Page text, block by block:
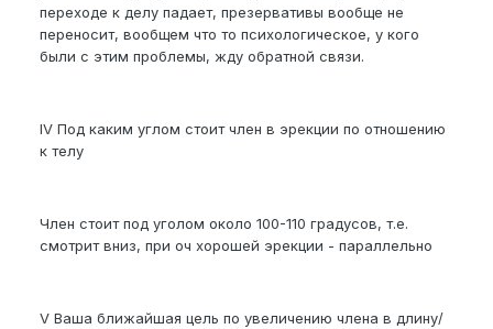
переходе к делу падает, презервативы вообще не
переносит, вообщем что то психологическое, у кого
были с этим проблемы, жду обратной связи.
IV Под каким углом стоит член в эрекции по отношению
к телу
Член стоит под уголом около 100-110 градусов, т.е.
смотрит вниз, при оч хорошей эрекции - параллельно
V Ваша ближайшая цель по увеличению члена в длину/